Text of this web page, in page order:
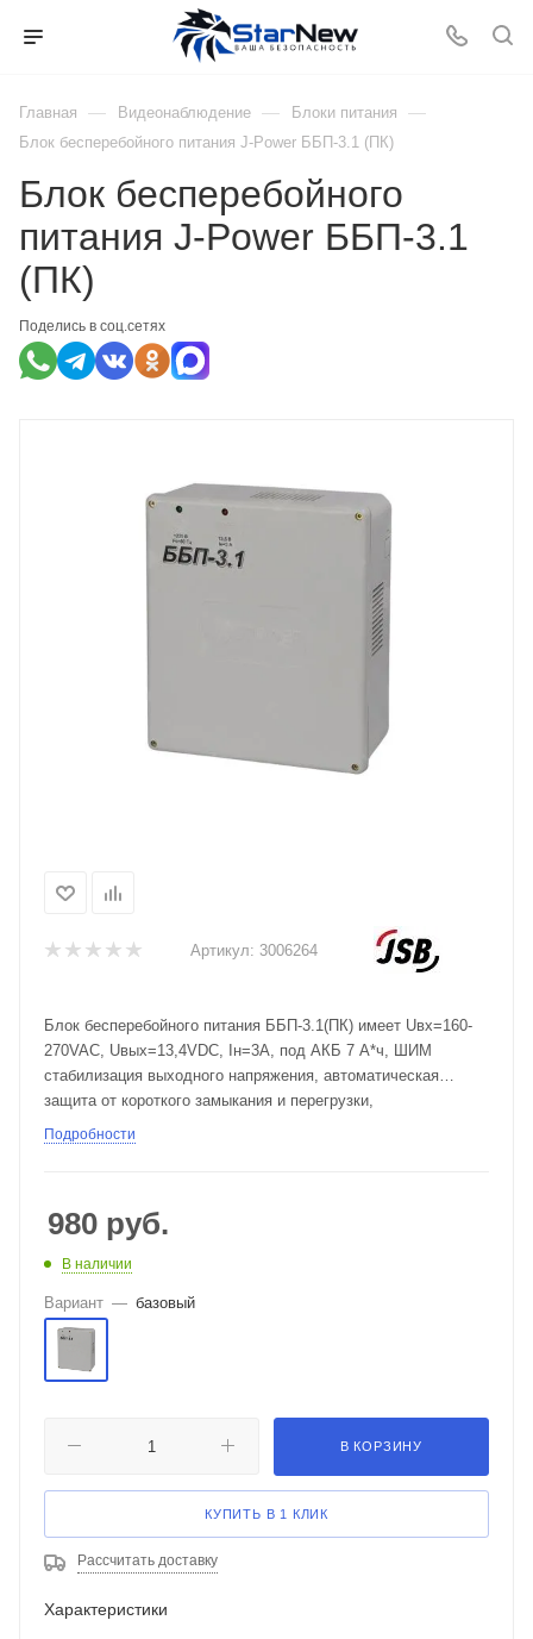
Главная — Видеонаблюдение — Блоки питания —
Блок бесперебойного питания J-Power ББП-3.1 (ПК)
Поделись в соц.сетях
Блок бесперебойного
питания J-Power ББП-3.1
(ПК)
Артикул: 3006264
Блок бесперебойного питания ББП-3.1(ПК) имеет Uвх=160-
270VAC, Uвых=13,4VDC, Iн=3А, под АКБ 7 А*ч, ШИМ
стабилизация выходного напряжения, автоматическая
защита от короткого замыкания и перегрузки,
автоматический переход на работу от АКБ при пропадании
Подробности
980 руб.
В наличии
Вариант — базовый
В КОРЗИНУ
КУПИТЬ В 1 КЛИК
Рассчитать доставку
Характеристики